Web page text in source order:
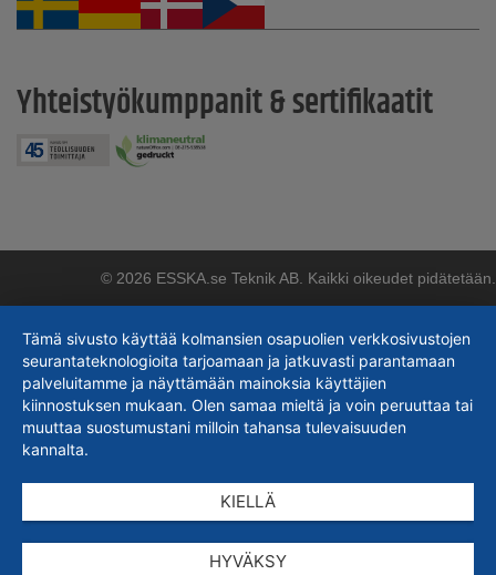
Yhteistyökumppanit & sertifikaatit
© 2026 ESSKA.se Teknik AB. Kaikki oikeudet pidätetään.
Tämä sivusto käyttää kolmansien osapuolien verkkosivustojen
seurantateknologioita tarjoamaan ja jatkuvasti parantamaan
palveluitamme ja näyttämään mainoksia käyttäjien
kiinnostuksen mukaan. Olen samaa mieltä ja voin peruuttaa tai
muuttaa suostumustani milloin tahansa tulevaisuuden
kannalta.
KIELLÄ
HYVÄKSY